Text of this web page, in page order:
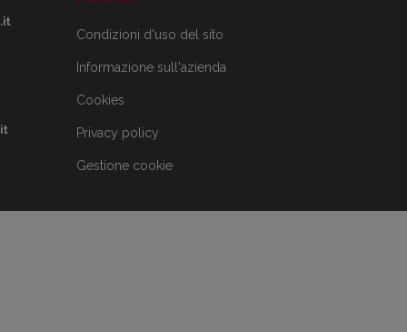
Condizioni d'uso del sito
Informazione sull'azienda
Cookies
Privacy policy
Gestione cookie